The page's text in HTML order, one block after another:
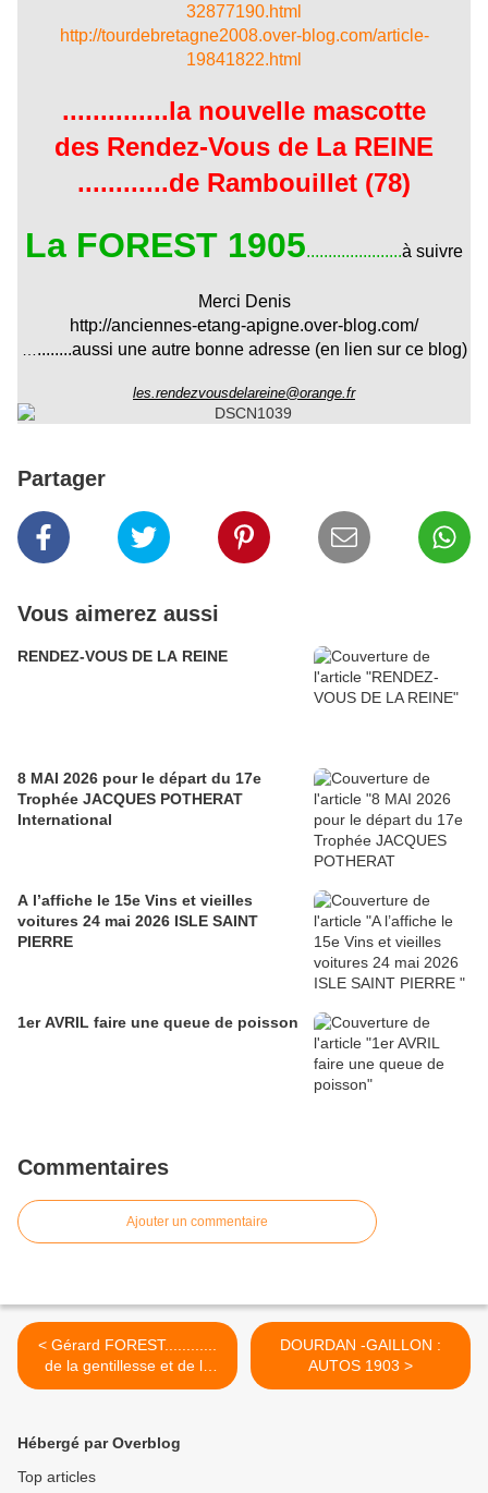
32877190.html
http://tourdebretagne2008.over-blog.com/article-
19841822.html
..............la nouvelle mascotte
des Rendez-Vous de La REINE
............de Rambouillet (78)
La FOREST 1905......................à suivre
Merci Denis
http://anciennes-etang-apigne.over-blog.com/
........aussi une autre bonne adresse (en lien sur ce blog)
les.rendezvousdelareine@orange.fr
Partager
Vous aimerez aussi
RENDEZ-VOUS DE LA REINE
8 MAI 2026 pour le départ du 17e
Trophée JACQUES POTHERAT
International
A l’affiche le 15e Vins et vieilles
voitures 24 mai 2026 ISLE SAINT
PIERRE
1er AVRIL faire une queue de poisson
Commentaires
Ajouter un commentaire
< Gérard FOREST............
de la gentillesse et de la
simplicité à revendre !!
DOURDAN -GAILLON :
AUTOS 1903 >
Hébergé par Overblog
Top articles